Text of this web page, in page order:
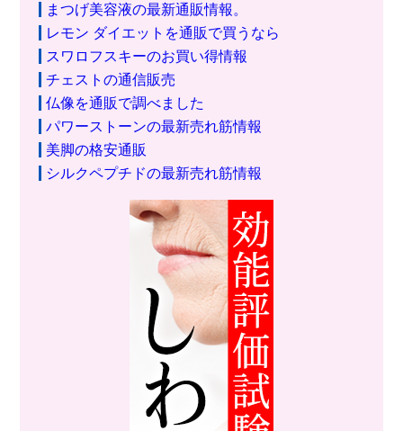
まつげ美容液の最新通販情報。
レモン ダイエットを通販で買うなら
スワロフスキーのお買い得情報
チェストの通信販売
仏像を通販で調べました
パワーストーンの最新売れ筋情報
美脚の格安通販
シルクペプチドの最新売れ筋情報